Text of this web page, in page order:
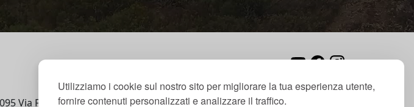
Utilizziamo i cookie sul nostro sito per migliorare la tua esperienza utente,
fornire contenuti personalizzati e analizzare il traffico.
Home About Servizi Richiedi Privacy
Via Folchi 3/B 17020 Tovo San Giacomo (SV)